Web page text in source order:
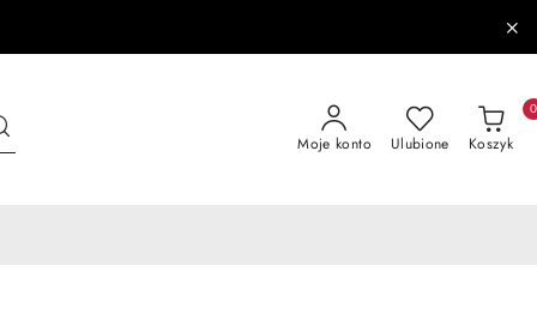
Moje konto Ulubione Koszyk
0